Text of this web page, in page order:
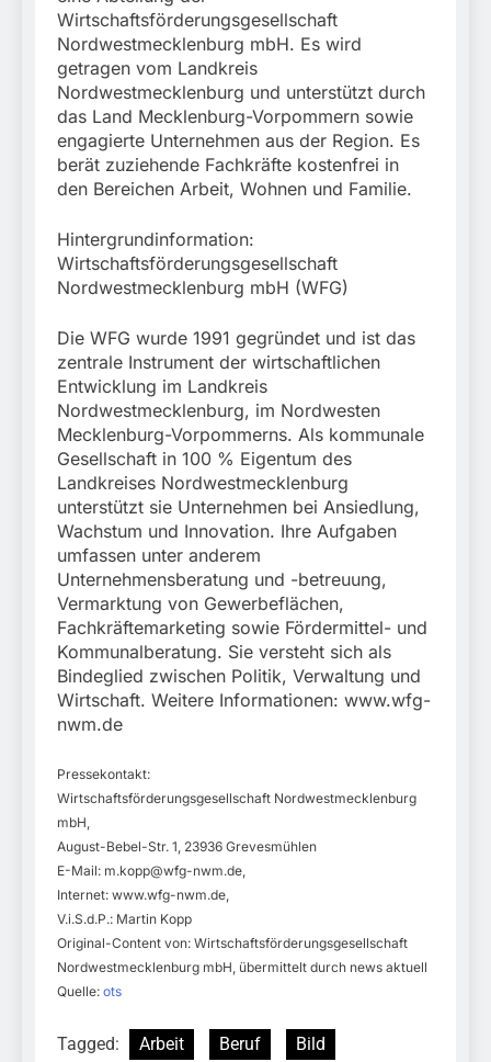
Wirtschaftsförderungsgesellschaft
Nordwestmecklenburg mbH. Es wird
getragen vom Landkreis
Nordwestmecklenburg und unterstützt durch
das Land Mecklenburg-Vorpommern sowie
engagierte Unternehmen aus der Region. Es
berät zuziehende Fachkräfte kostenfrei in
den Bereichen Arbeit, Wohnen und Familie.
Hintergrundinformation:
Wirtschaftsförderungsgesellschaft
Nordwestmecklenburg mbH (WFG)
Die WFG wurde 1991 gegründet und ist das
zentrale Instrument der wirtschaftlichen
Entwicklung im Landkreis
Nordwestmecklenburg, im Nordwesten
Mecklenburg-Vorpommerns. Als kommunale
Gesellschaft in 100 % Eigentum des
Landkreises Nordwestmecklenburg
unterstützt sie Unternehmen bei Ansiedlung,
Wachstum und Innovation. Ihre Aufgaben
umfassen unter anderem
Unternehmensberatung und -betreuung,
Vermarktung von Gewerbeflächen,
Fachkräftemarketing sowie Fördermittel- und
Kommunalberatung. Sie versteht sich als
Bindeglied zwischen Politik, Verwaltung und
Wirtschaft. Weitere Informationen: www.wfg-
nwm.de
Pressekontakt:
Wirtschaftsförderungsgesellschaft Nordwestmecklenburg
mbH,
August-Bebel-Str. 1, 23936 Grevesmühlen
E-Mail: m.kopp@wfg-nwm.de,
Internet: www.wfg-nwm.de,
V.i.S.d.P.: Martin Kopp
Original-Content von: Wirtschaftsförderungsgesellschaft
Nordwestmecklenburg mbH, übermittelt durch news aktuell
Quelle: ots
Tagged: Arbeit Beruf
Bild